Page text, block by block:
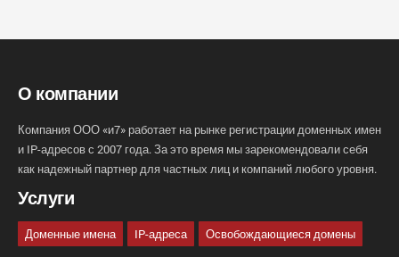
О компании
Компания ООО «и7» работает на рынке регистрации доменных имен
и IP-адресов с 2007 года. За это время мы зарекомендовали себя
как надежный партнер для частных лиц и компаний любого уровня.
Услуги
Доменные имена IP-адреса Освобождающиеся домены